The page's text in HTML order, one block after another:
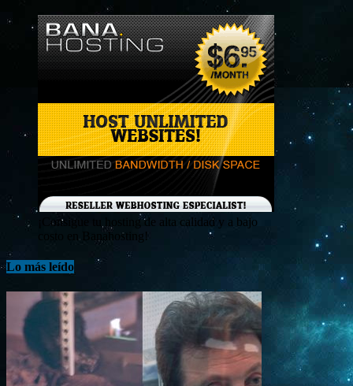
¡Consigue tu hosting de alta calidad y a bajo
costo en Banahosting!
Lo más leído